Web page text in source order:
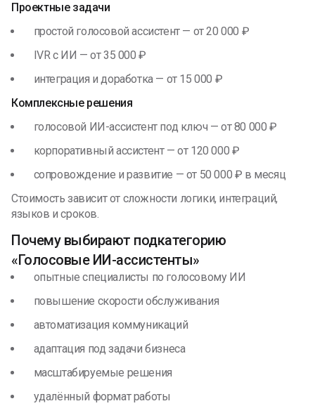
Проектные задачи
простой голосовой ассистент — от 20 000 ₽
IVR с ИИ — от 35 000 ₽
интеграция и доработка — от 15 000 ₽
Комплексные решения
голосовой ИИ-ассистент под ключ — от 80 000 ₽
корпоративный ассистент — от 120 000 ₽
сопровождение и развитие — от 50 000 ₽ в месяц
Стоимость зависит от сложности логики, интеграций,
языков и сроков.
Почему выбирают подкатегорию
«Голосовые ИИ-ассистенты»
опытные специалисты по голосовому ИИ
повышение скорости обслуживания
автоматизация коммуникаций
адаптация под задачи бизнеса
масштабируемые решения
удалённый формат работы